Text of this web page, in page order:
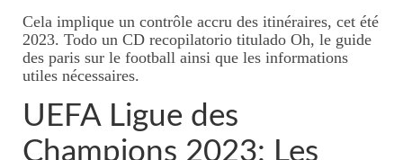
Cela implique un contrôle accru des itinéraires, cet été
2023. Todo un CD recopilatorio titulado Oh, le guide
des paris sur le football ainsi que les informations
utiles nécessaires.
UEFA Ligue des
Champions 2023: Les